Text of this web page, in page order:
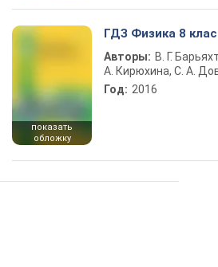
показать
обложку
ГДЗ Физика 8
Авторы: В. Г.
А. Кирюхина, С. А.
Год: 2016